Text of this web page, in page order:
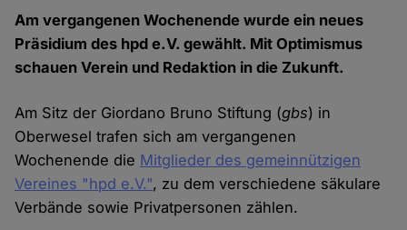
Am vergangenen Wochenende wurde ein neues
Präsidium des hpd e.V. gewählt. Mit Optimismus
schauen Verein und Redaktion in die Zukunft.
Am Sitz der Giordano Bruno Stiftung (gbs) in
Oberwesel trafen sich am vergangenen
Wochenende die Mitglieder des gemeinnützigen
Vereines "hpd e.V.", zu dem verschiedene säkulare
Verbände sowie Privatpersonen zählen.